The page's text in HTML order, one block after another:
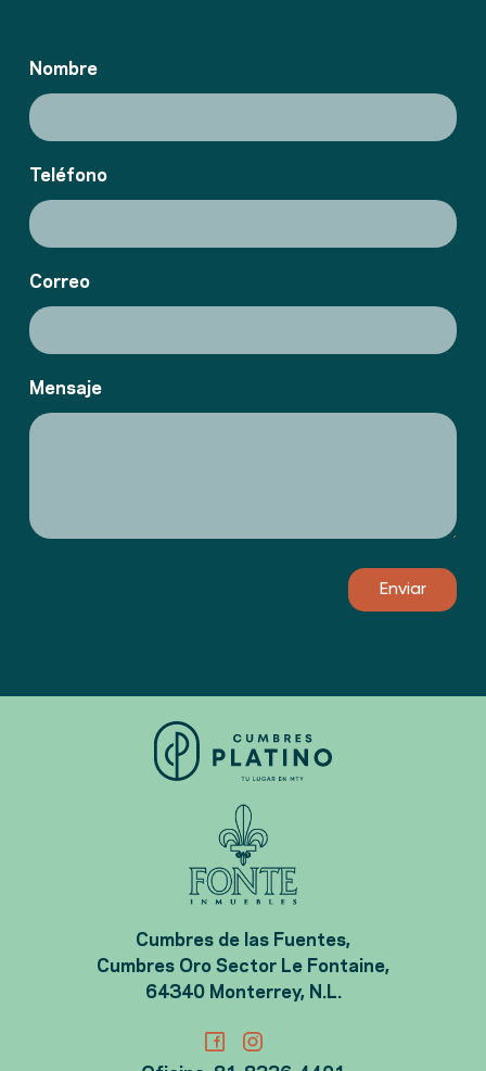
Nombre
Teléfono
Correo
Mensaje
Cumbres de las Fuentes,
Cumbres Oro Sector Le Fontaine,
64340 Monterrey, N.L.